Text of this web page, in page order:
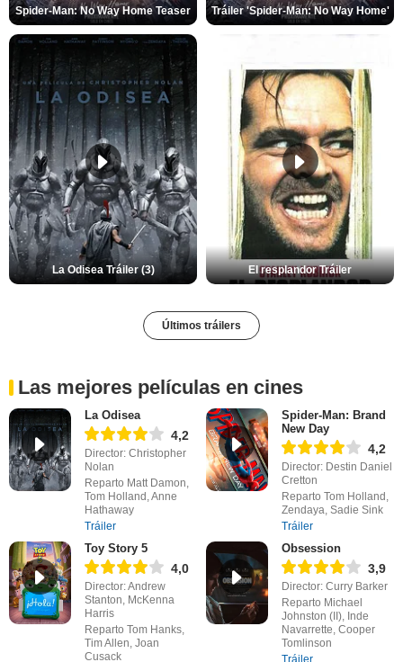
Spider-Man: No Way Home Teaser Tráiler 'Spider-Man: No Way Home'
La Odisea Tráiler (3) El resplandor Tráiler
Últimos tráilers
Las mejores películas en cines
La Odisea
4,2
Director: Christopher
Nolan
Reparto Matt Damon,
Tom Holland, Anne
Hathaway
Tráiler
Spider-Man: Brand
New Day
4,2
Director: Destin Daniel
Cretton
Reparto Tom Holland,
Zendaya, Sadie Sink
Tráiler
Toy Story 5
4,0
Director: Andrew
Stanton, McKenna
Harris
Reparto Tom Hanks,
Tim Allen, Joan
Cusack
Obsession
3,9
Director: Curry Barker
Reparto Michael
Johnston (II), Inde
Navarrette, Cooper
Tomlinson